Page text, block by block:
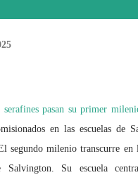
serafines pasan su primer
en las escuelas de
segundo milenio transcurre en
Salvington. Su escuela